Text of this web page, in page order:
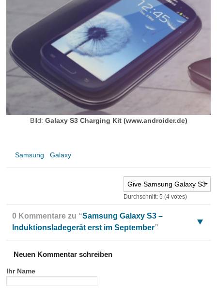
Bild: Galaxy S3 Charging Kit (www.androider.de)
Samsung Galaxy
Durchschnitt: 5 (4votes)
0 Kommentare zu “Samsung Galaxy S3 –
Induktionsladegerät erst im September”
Neuen Kommentar schreiben
Ihr Name